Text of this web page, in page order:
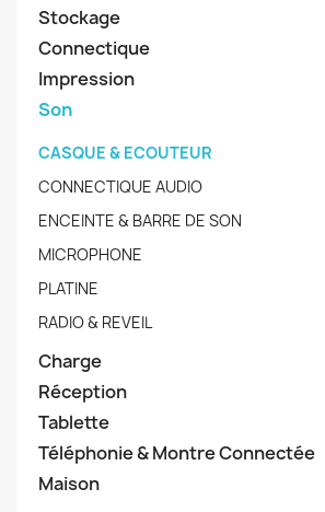
Stockage
Connectique
Impression
Son
CASQUE & ECOUTEUR
CONNECTIQUE AUDIO
ENCEINTE & BARRE DE SON
MICROPHONE
PLATINE
RADIO & REVEIL
Charge
Réception
Tablette
Téléphonie & Montre Connectée
Maison